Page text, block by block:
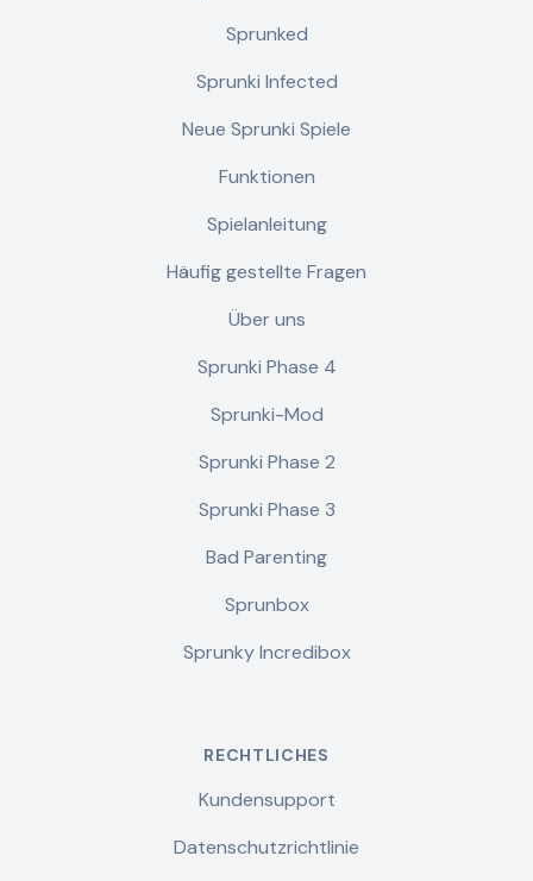
Sprunked
Sprunki Infected
Neue Sprunki Spiele
Funktionen
Spielanleitung
Häufig gestellte Fragen
Über uns
Sprunki Phase 4
Sprunki-Mod
Sprunki Phase 2
Sprunki Phase 3
Bad Parenting
Sprunbox
Sprunky Incredibox
RECHTLICHES
Kundensupport
Datenschutzrichtlinie